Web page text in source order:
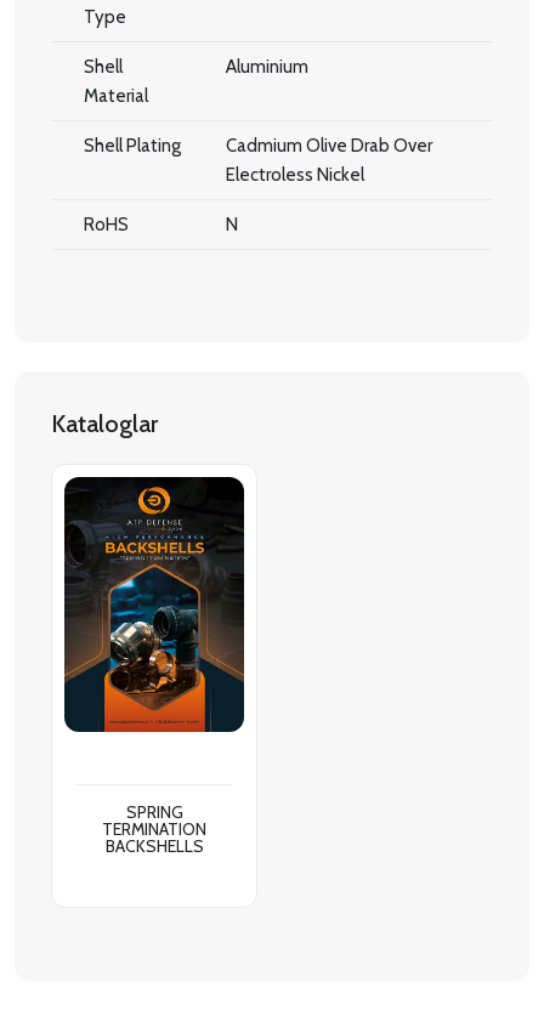
Type
Shell
Material
Aluminium
Shell Plating
Cadmium Olive Drab Over
Electroless Nickel
RoHS N
Kataloglar
SPRING
TERMINATION
BACKSHELLS